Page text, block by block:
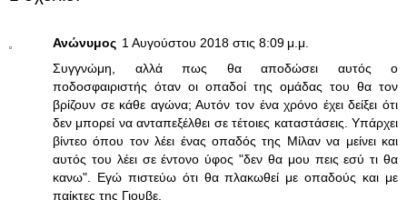
Ανώνυμος 1 Αυγούστου 2018 στις 8:09 μ.μ.
Συγγνώμη, αλλά πως θα αποδώσει αυτός ο
ποδοσφαιριστής όταν οι οπαδοί της ομάδας του θα τον
βρίζουν σε κάθε αγώνα; Αυτόν τον ένα χρόνο έχει δείξει ότι
δεν μπορεί να ανταπεξέλθει σε τέτοιες καταστάσεις. Υπάρχει
βίντεο όπου τον λέει ένας οπαδός της Μίλαν να μείνει και
αυτός του λέει σε έντονο ύφος "δεν θα μου πεις εσύ τι θα
κανω". Εγώ πιστεύω ότι θα πλακωθεί με οπαδούς και με
παίκτες της Γιουβε.